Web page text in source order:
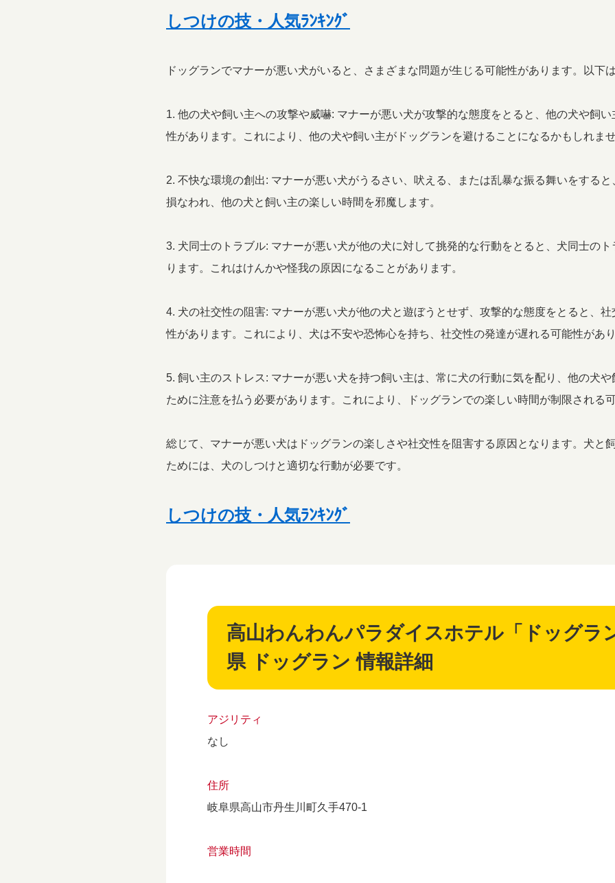
しつけの技・人気ﾗﾝｷﾝｸﾞ
ドッグランでマナーが悪い犬がいると、さまざまな問題が生じる可能性があります。以下
1. 他の犬や飼い主への攻撃や威嚇: マナーが悪い犬が攻撃的な態度をとると、他の犬や飼
性があります。これにより、他の犬や飼い主がドッグランを避けることになるかもしれま
2. 不快な環境の創出: マナーが悪い犬がうるさい、吠える、または乱暴な振る舞いをする
損なわれ、他の犬と飼い主の楽しい時間を邪魔します。
3. 犬同士のトラブル: マナーが悪い犬が他の犬に対して挑発的な行動をとると、犬同士の
ります。これはけんかや怪我の原因になることがあります。
4. 犬の社交性の阻害: マナーが悪い犬が他の犬と遊ぼうとせず、攻撃的な態度をとると、
性があります。これにより、犬は不安や恐怖心を持ち、社交性の発達が遅れる可能性があ
5. 飼い主のストレス: マナーが悪い犬を持つ飼い主は、常に犬の行動に気を配り、他の犬
ために注意を払う必要があります。これにより、ドッグランでの楽しい時間が制限される
総じて、マナーが悪い犬はドッグランの楽しさや社交性を阻害する原因となります。犬と
ためには、犬のしつけと適切な行動が必要です。
しつけの技・人気ﾗﾝｷﾝｸﾞ
高山わんわんパラダイスホテル「ドッグラ
県 ドッグラン 情報詳細
アジリティ
なし
住所
岐阜県高山市丹生川町久手470-1
営業時間